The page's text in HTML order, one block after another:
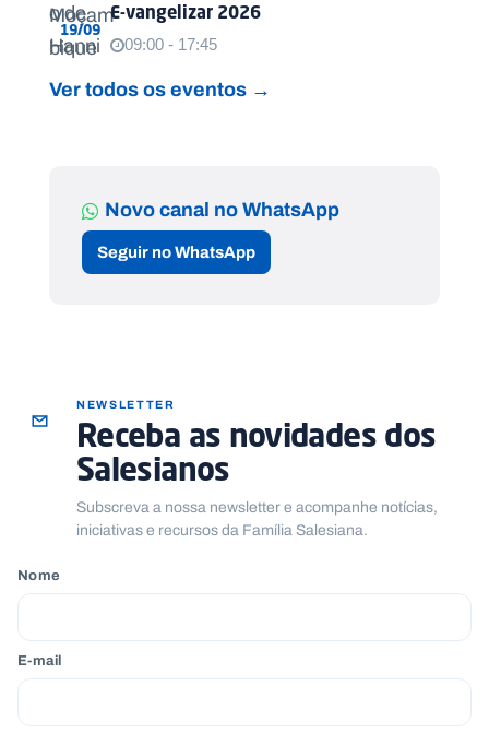
19/09
E-vangelizar 2026
09:00 - 17:45
Ver todos os eventos →
Novo canal no WhatsApp
Seguir no WhatsApp
NEWSLETTER
Receba as novidades dos
Salesianos
Subscreva a nossa newsletter e acompanhe notícias,
iniciativas e recursos da Família Salesiana.
Nome
E-mail